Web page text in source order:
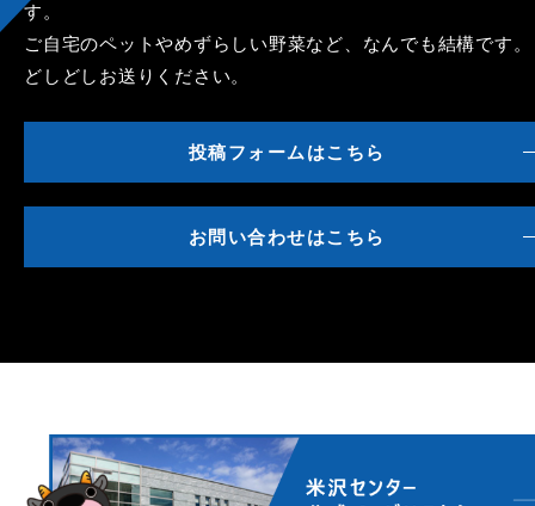
す。
ご自宅のペットやめずらしい野菜など、なんでも結構です。
どしどしお送りください。
投稿フォームはこちら
お問い合わせはこちら